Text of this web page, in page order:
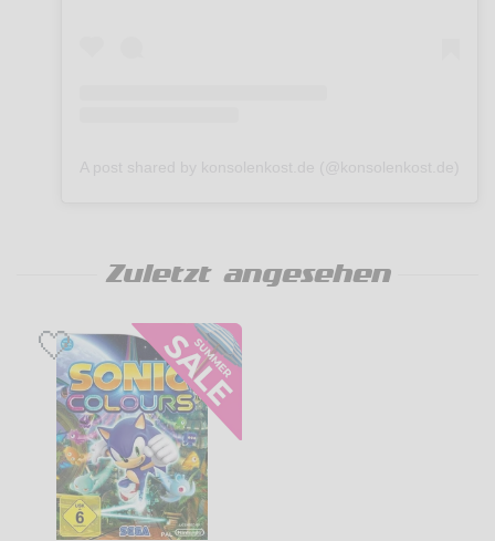
Zuletzt angesehen